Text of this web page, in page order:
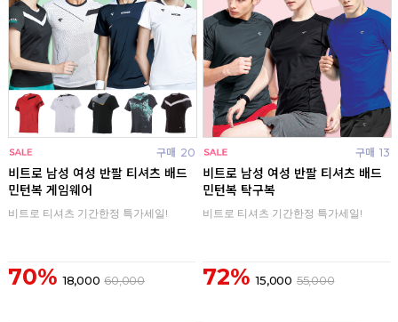
구매 20
비트로 남성 여성 반팔 티셔츠 배드
민턴복 게임웨어
비트로 티셔츠 기간한정 특가세일!
70% 18,000 60,000
구매 13
비트로 남성 여성 반팔 티셔츠 배드
민턴복 탁구복
비트로 티셔츠 기간한정 특가세일!
72% 15,000 55,000